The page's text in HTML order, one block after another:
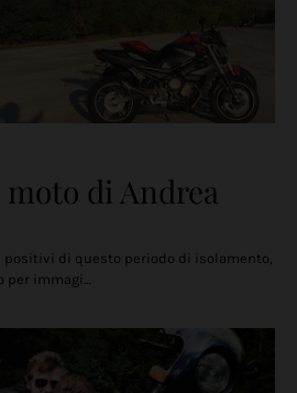
di Andrea
di questo periodo di isolamento,
per immagi…